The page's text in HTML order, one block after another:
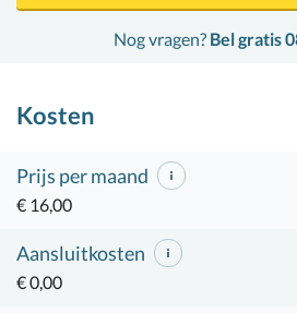
Nog vragen? Bel gratis
Kosten
Prijs per maand
€ 16,00
Aansluitkosten
€ 0,00